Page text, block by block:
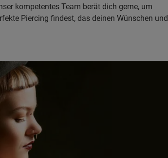
kompetentes Team berät dich gerne, um
Piercing findest, das deinen Wünschen und